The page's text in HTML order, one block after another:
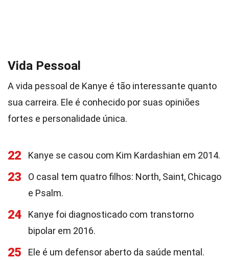
Vida Pessoal
A vida pessoal de Kanye é tão interessante quanto
sua carreira. Ele é conhecido por suas opiniões
fortes e personalidade única.
22 Kanye se casou com Kim Kardashian em 2014.
23
O casal tem quatro filhos: North, Saint, Chicago
e Psalm.
24
Kanye foi diagnosticado com transtorno
bipolar em 2016.
25 Ele é um defensor aberto da saúde mental.